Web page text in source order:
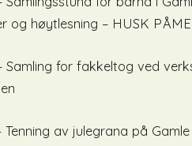
og høytlesning – HUSK
Samling for fakkeltog ved
Tenning av julegrana på